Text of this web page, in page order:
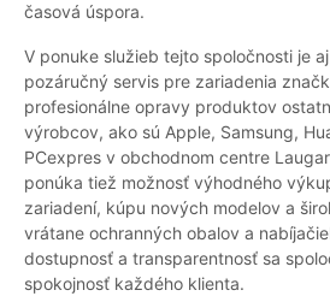
časová úspora.
V ponuke služieb tejto spoločnosti je
pozáručný servis pre zariadenia
profesionálne opravy produktov
výrobcov, ako sú Apple, Samsung,
PCexpres v obchodnom centre
ponúka tiež možnosť výhodného
zariadení, kúpu nových modelov a
vrátane ochranných obalov a
dostupnosť a transparentnosť sa
spokojnosť každého klienta.